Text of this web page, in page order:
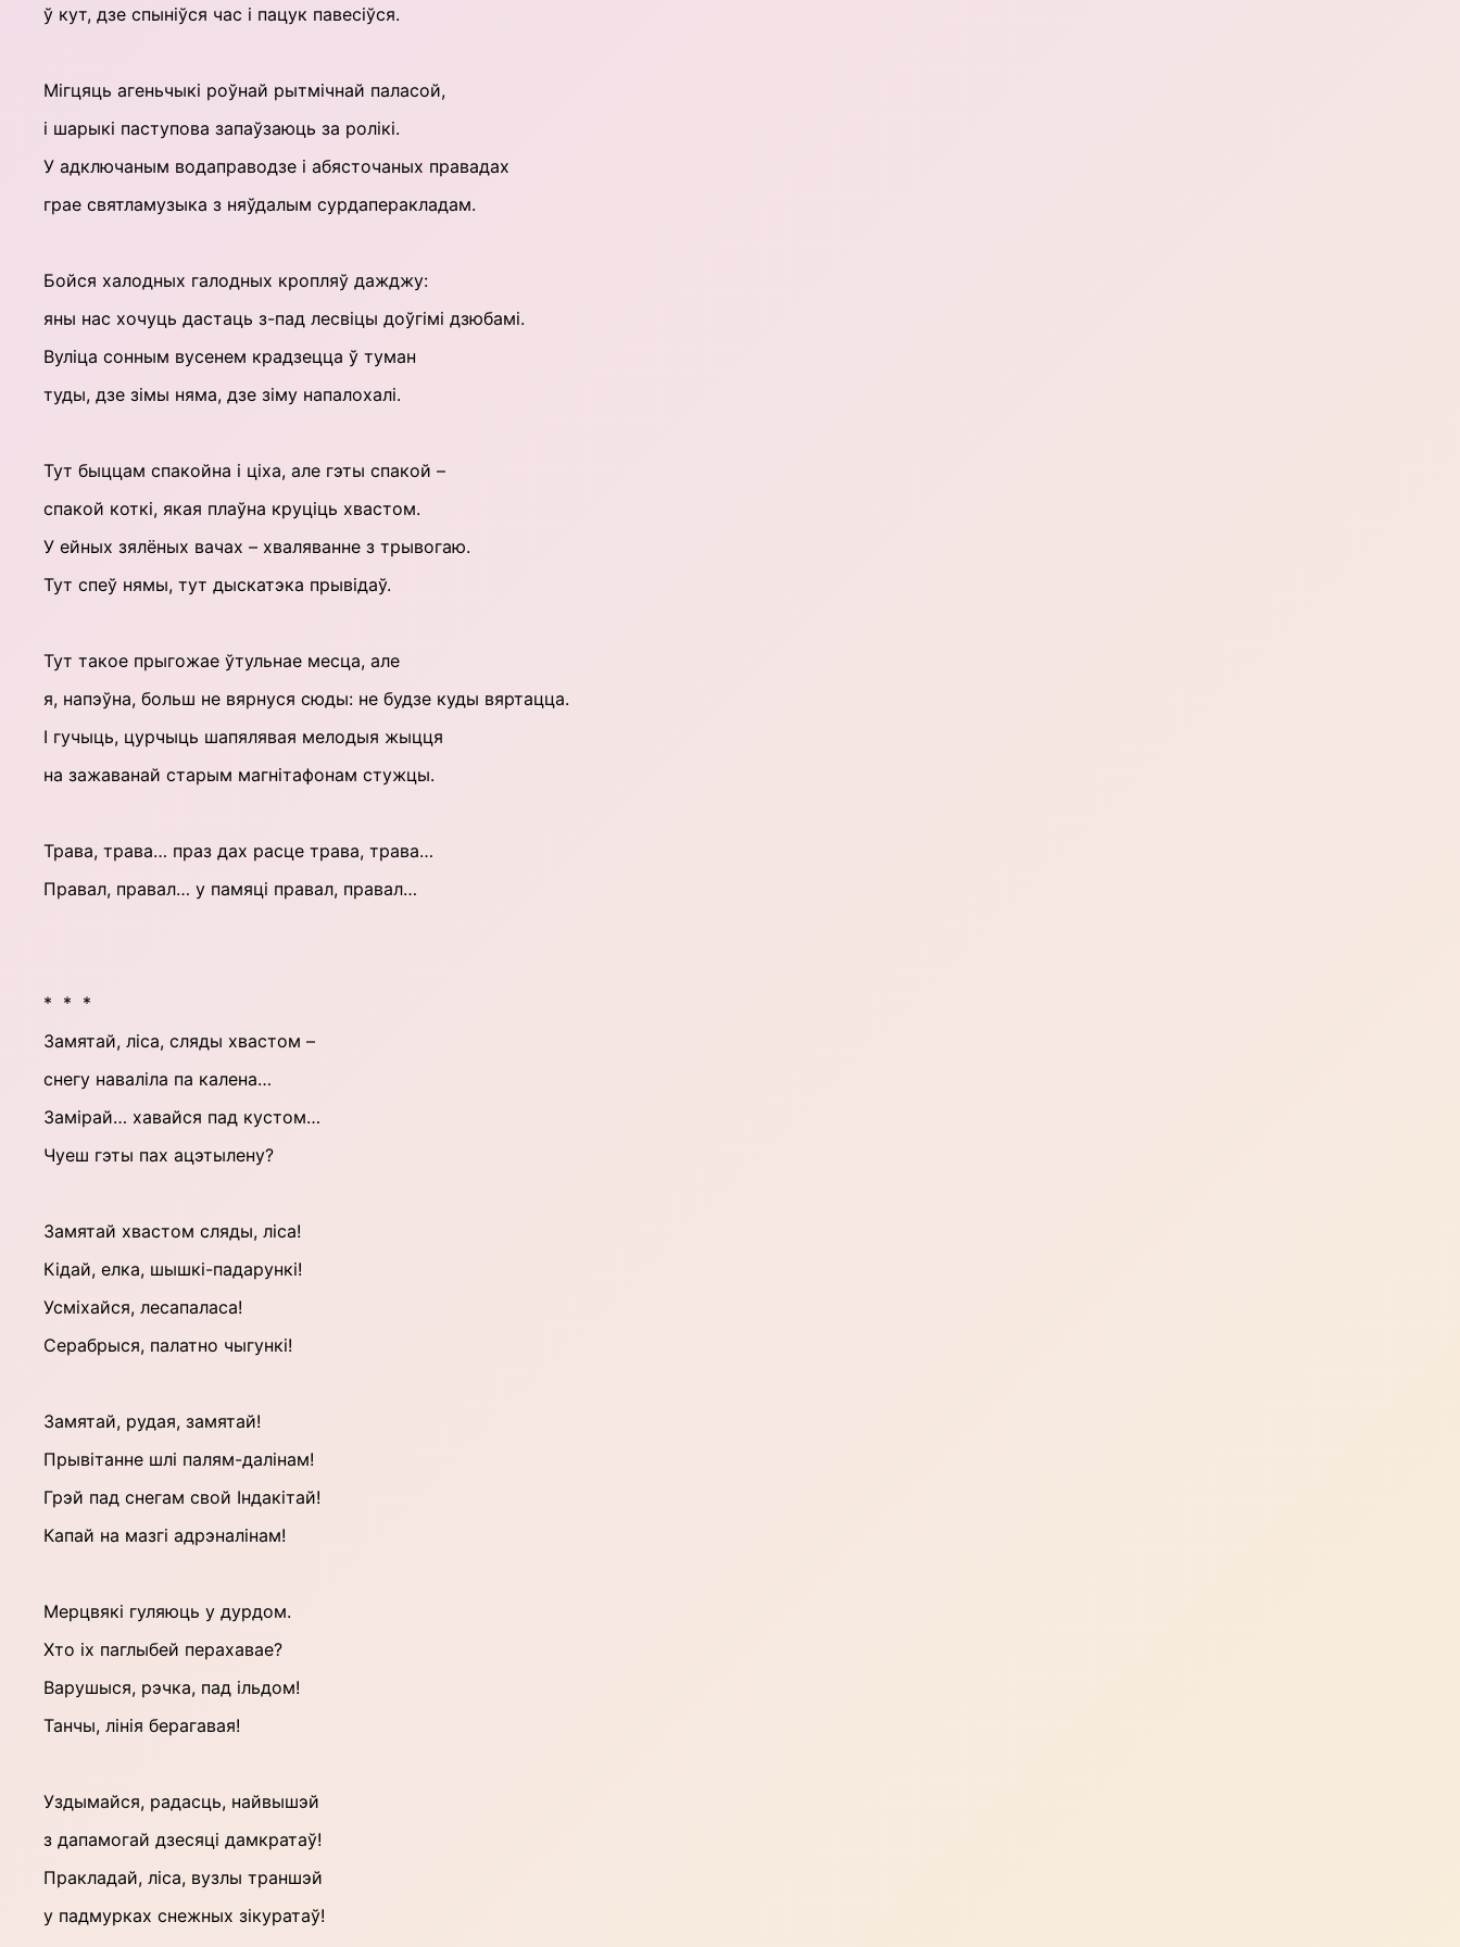
ў кут, дзе спыніўся час і пацук павесіўся.
Мігцяць агеньчыкі роўнай рытмічнай паласой,
і шарыкі паступова запаўзаюць за ролікі.
У адключаным водаправодзе і абясточаных правадах
грае святламузыка з няўдалым сурдаперакладам.
Бойся халодных галодных кропляў дажджу:
яны нас хочуць дастаць з-пад лесвіцы доўгімі дзюбамі.
Вуліца сонным вусенем крадзецца ў туман
туды, дзе зімы няма, дзе зіму напалохалі.
Тут быццам спакойна і ціха, але гэты спакой –
спакой коткі, якая плаўна круціць хвастом.
У ейных зялёных вачах – хваляванне з трывогаю.
Тут спеў нямы, тут дыскатэка прывідаў.
Тут такое прыгожае ўтульнае месца, але
я, напэўна, больш не вярнуся сюды: не будзе куды вяртацца.
І гучыць, цурчыць шапялявая мелодыя жыцця
на зажаванай старым магнітафонам стужцы.
Трава, трава… праз дах расце трава, трава…
Правал, правал… у памяці правал, правал…
* * *
Замятай, ліса, сляды хвастом –
снегу наваліла па калена…
Замірай… хавайся пад кустом…
Чуеш гэты пах ацэтылену?
Замятай хвастом сляды, ліса!
Кідай, елка, шышкі-падарункі!
Усміхайся, лесапаласа!
Серабрыся, палатно чыгункі!
Замятай, рудая, замятай!
Прывітанне шлі палям-далінам!
Грэй пад снегам свой Індакітай!
Капай на мазгі адрэналінам!
Мерцвякі гуляюць у дурдом.
Хто іх паглыбей перахавае?
Варушыся, рэчка, пад ільдом!
Танчы, лінія берагавая!
Уздымайся, радасць, найвышэй
з дапамогай дзесяці дамкратаў!
Пракладай, ліса, вузлы траншэй
у падмурках снежных зікуратаў!